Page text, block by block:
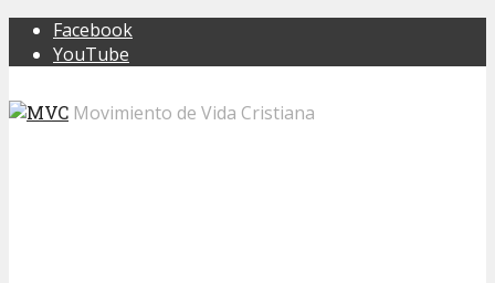
Facebook
YouTube
Movimiento de Vida Cristiana